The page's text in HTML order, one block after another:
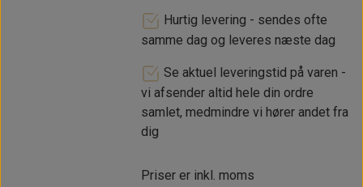
Hurtig levering - sendes ofte
samme dag og leveres næste dag
Se aktuel leveringstid på varen -
vi afsender altid hele din ordre
samlet, medmindre vi hører andet fra
dig
Priser er inkl. moms